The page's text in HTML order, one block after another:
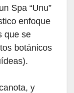
Spa “Unu”
enfoque
que se
botánicos
y